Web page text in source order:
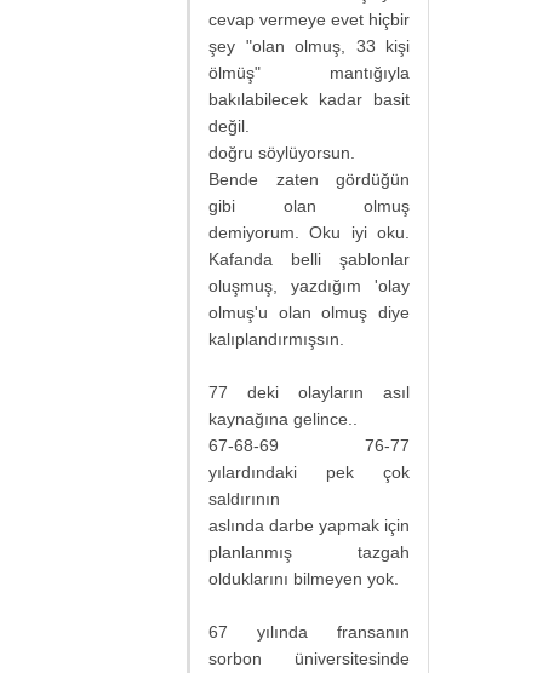
cevap vermeye evet hiçbir
şey "olan olmuş, 33 kişi
ölmüş" mantığıyla
bakılabilecek kadar basit
değil.
doğru söylüyorsun.
Bende zaten gördüğün
gibi olan olmuş
demiyorum. Oku iyi oku.
Kafanda belli şablonlar
oluşmuş, yazdığım 'olay
olmuş'u olan olmuş diye
kalıplandırmışsın.
77 deki olayların asıl
kaynağına gelince..
67-68-69 76-77
yılardındaki pek çok
saldırının
aslında darbe yapmak için
planlanmış tazgah
olduklarını bilmeyen yok.
67 yılında fransanın
sorbon üniversitesinde